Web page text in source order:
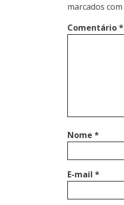
marcados com
Comentário*
Nome *
E-mail *